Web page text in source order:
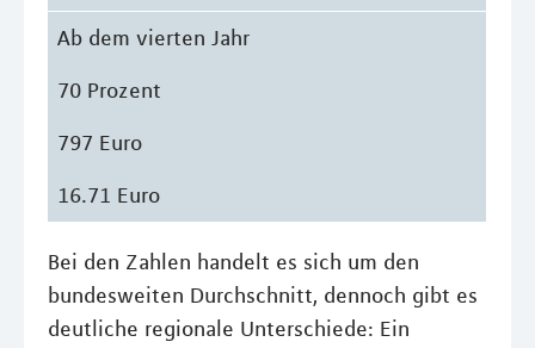
Ab dem vierten Jahr
70 Prozent
797 Euro
16.71 Euro
Bei den Zahlen handelt es sich um den
bundesweiten Durchschnitt, dennoch gibt es
deutliche regionale Unterschiede: Ein